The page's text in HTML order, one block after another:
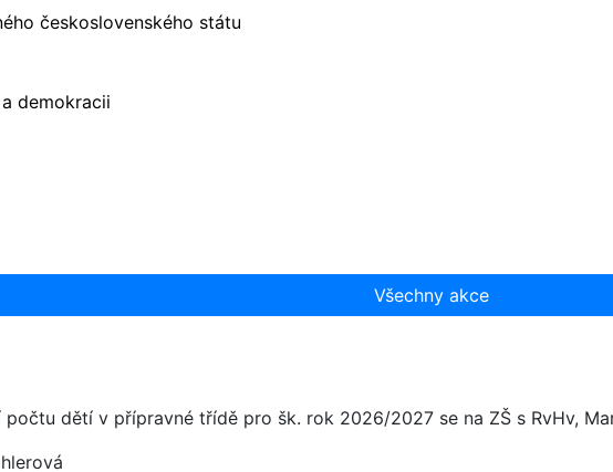
československého státu
demokracii
Všechny akce
počtu dětí v přípravné třídě pro šk. rok 2026/2027 se na ZŠ s RvHv,